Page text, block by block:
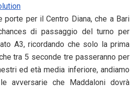
porte per il Centro Diana, che a Bari
di passaggio del turno per
A3, ricordando che solo la prima
tra 5 seconde tre passeranno per
ed età media inferiore, andiamo
avversarie che Maddaloni dovrà